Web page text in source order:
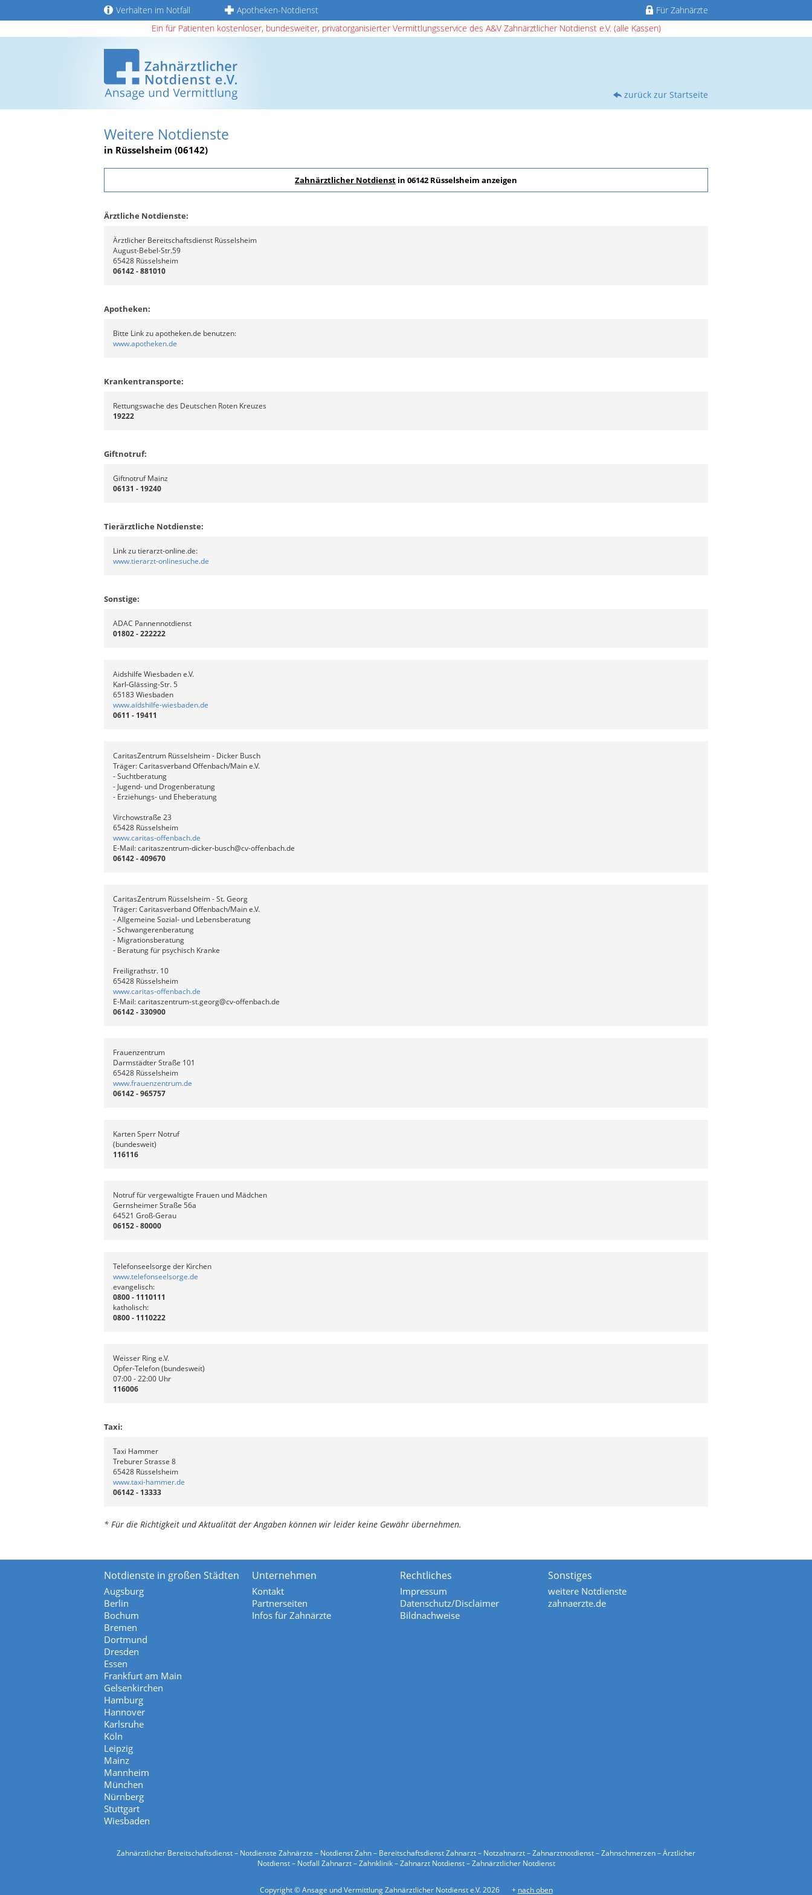
Verhalten im Notfall Apotheken-Notdienst
Für Zahnärzte
Ein für Patienten kostenloser, bundesweiter, privatorganisierter Vermittlungsservice des A&V Zahnärztlicher Notdienst e.V. (alle Kassen)
zurück zur Startseite
Weitere Notdienste
in Rüsselsheim (06142)
Zahnärztlicher Notdienst in 06142 Rüsselsheim anzeigen
Ärztliche Notdienste:
Ärztlicher Bereitschaftsdienst Rüsselsheim
August-Bebel-Str.59
65428 Rüsselsheim
06142 - 881010
Apotheken:
Bitte Link zu apotheken.de benutzen:
www.apotheken.de
Krankentransporte:
Rettungswache des Deutschen Roten Kreuzes
19222
Giftnotruf:
Giftnotruf Mainz
06131 - 19240
Tierärztliche Notdienste:
Link zu tierarzt-online.de:
www.tierarzt-onlinesuche.de
Sonstige:
ADAC Pannennotdienst
01802 - 222222
Aidshilfe Wiesbaden e.V.
Karl-Glässing-Str. 5
65183 Wiesbaden
www.aidshilfe-wiesbaden.de
0611 - 19411
CaritasZentrum Rüsselsheim - Dicker Busch
Träger: Caritasverband Offenbach/Main e.V.
- Suchtberatung
- Jugend- und Drogenberatung
- Erziehungs- und Eheberatung
Virchowstraße 23
65428 Rüsselsheim
www.caritas-offenbach.de
E-Mail: caritaszentrum-dicker-busch@cv-offenbach.de
06142 - 409670
CaritasZentrum Rüsselsheim - St. Georg
Träger: Caritasverband Offenbach/Main e.V.
- Allgemeine Sozial- und Lebensberatung
- Schwangerenberatung
- Migrationsberatung
- Beratung für psychisch Kranke
Freiligrathstr. 10
65428 Rüsselsheim
www.caritas-offenbach.de
E-Mail: caritaszentrum-st.georg@cv-offenbach.de
06142 - 330900
Frauenzentrum
Darmstädter Straße 101
65428 Rüsselsheim
www.frauenzentrum.de
06142 - 965757
Karten Sperr Notruf
(bundesweit)
116116
Notruf für vergewaltigte Frauen und Mädchen
Gernsheimer Straße 56a
64521 Groß-Gerau
06152 - 80000
Telefonseelsorge der Kirchen
www.telefonseelsorge.de
evangelisch:
0800 - 1110111
katholisch:
0800 - 1110222
Weisser Ring e.V.
Opfer-Telefon (bundesweit)
07:00 - 22:00 Uhr
116006
Taxi:
Taxi Hammer
Treburer Strasse 8
65428 Rüsselsheim
www.taxi-hammer.de
06142 - 13333
* Für die Richtigkeit und Aktualität der Angaben können wir leider keine Gewähr übernehmen.
Notdienste in großen Städten
Augsburg
Berlin
Bochum
Bremen
Dortmund
Dresden
Essen
Frankfurt am Main
Gelsenkirchen
Hamburg
Hannover
Karlsruhe
Köln
Leipzig
Mainz
Mannheim
München
Nürnberg
Stuttgart
Wiesbaden
Unternehmen
Kontakt
Partnerseiten
Infos für Zahnärzte
Rechtliches
Impressum
Datenschutz/Disclaimer
Bildnachweise
Sonstiges
weitere Notdienste
zahnaerzte.de
Zahnärztlicher Bereitschaftsdienst – Notdienste Zahnärzte – Notdienst Zahn – Bereitschaftsdienst Zahnarzt – Notzahnarzt – Zahnarztnotdienst – Zahnschmerzen – Ärztlicher
Notdienst – Notfall Zahnarzt – Zahnklinik – Zahnarzt Notdienst – Zahnärztlicher Notdienst
Copyright © Ansage und Vermittlung Zahnärztlicher Notdienst e.V. 2026 + nach oben